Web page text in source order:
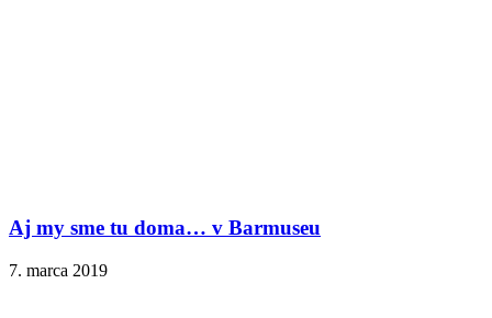
Aj my sme tu doma… v Barmuseu
7. marca 2019